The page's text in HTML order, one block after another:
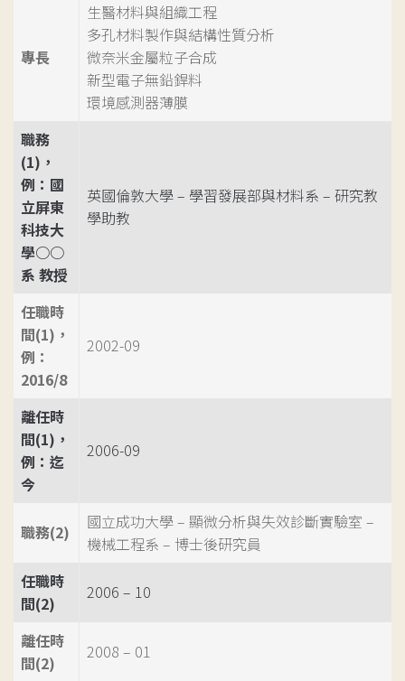
專長
生醫材料與組織工程
多孔材料製作與結構性質分析
微奈米金屬粒子合成
新型電子無鉛銲料
環境感測器薄膜
職務
(1)，
例：國
立屏東
科技大
學○○
系 教授
英國倫敦大學 – 學習發展部與材料系 – 研究教
學助教
任職時
間(1)，
例：
2016/8
2002-09
離任時
間(1)，
例：迄
今
2006-09
職務(2)
國立成功大學 – 顯微分析與失效診斷實驗室 –
機械工程系 – 博士後研究員
任職時
間(2)
2006 – 10
離任時
間(2)
2008 – 01